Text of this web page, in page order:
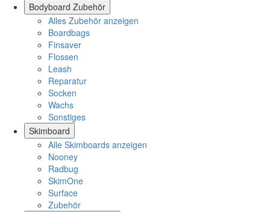
Bodyboard Zubehör
Alles Zubehör anzeigen
Boardbags
Finsaver
Flossen
Leash
Reparatur
Socken
Wachs
Sonstiges
Skimboard
Alle Skimboards anzeigen
Nooney
Radbug
SkimOne
Surface
Zubehör